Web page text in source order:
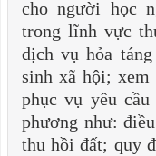
cho người học
trong lĩnh vực
dịch vụ hỏa
sinh xã hội; xem
phục vụ yêu
phương như:
thu hồi đất; quy